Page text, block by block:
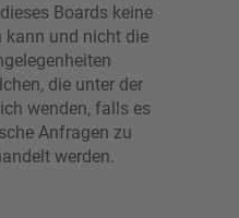
Boards keine
kann und nicht die
die unter der
wenden, falls es
Anfragen zu
werden.